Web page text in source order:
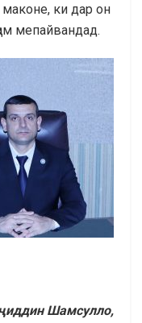
ки дар он
мепайвандад.
Шамсулло,